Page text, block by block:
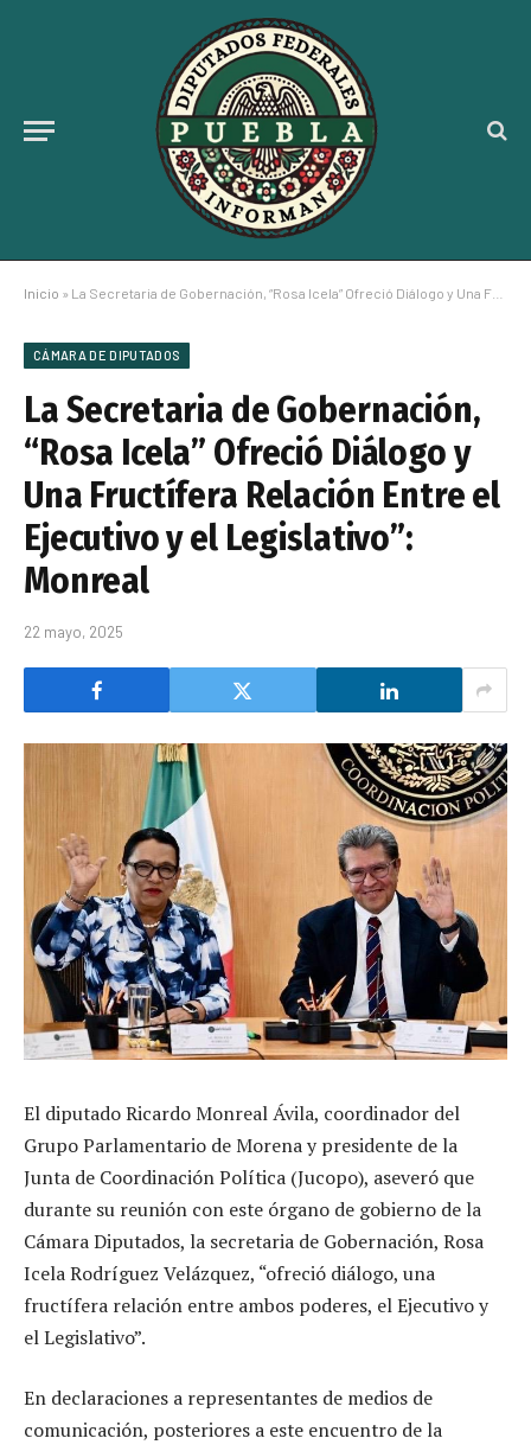
Inicio » La Secretaria de Gobernación, “Rosa Icela” Ofreció Diálogo y Una Fructífera Relación Entre el Ejecutivo y el Legislativo”: Monreal
CÁMARA DE DIPUTADOS
La Secretaria de Gobernación,
“Rosa Icela” Ofreció Diálogo y
Una Fructífera Relación Entre el
Ejecutivo y el Legislativo”:
Monreal
22 mayo, 2025
El diputado Ricardo Monreal Ávila, coordinador del
Grupo Parlamentario de Morena y presidente de la
Junta de Coordinación Política (Jucopo), aseveró que
durante su reunión con este órgano de gobierno de la
Cámara Diputados, la secretaria de Gobernación, Rosa
Icela Rodríguez Velázquez, “ofreció diálogo, una
fructífera relación entre ambos poderes, el Ejecutivo y
el Legislativo”.
En declaraciones a representantes de medios de
comunicación, posteriores a este encuentro de la